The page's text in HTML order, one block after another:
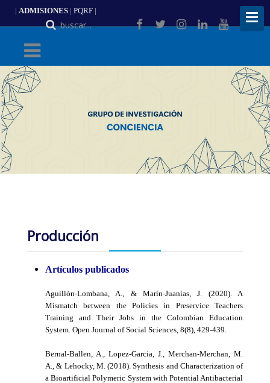
| ADMISIONES | PQRF |
ES
Producción
Artículos publicados
Aguillón-Lombana, A., & Marín-Juanías, J. (2020). A
Mismatch between the Policies in Preservice Teachers
Training and Their Jobs in the Colombian Education
System. Open Journal of Social Sciences, 8(8), 429-439.
Bernal-Ballen, A., Lopez-Garcia, J., Merchan-Merchan, M.
A., & Lehocky, M. (2018). Synthesis and Characterization of
a Bioartificial Polymeric System with Potential Antibacterial